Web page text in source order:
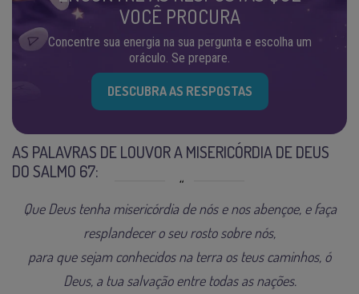
VOCÊ PROCURA
Concentre sua energia na sua pergunta e escolha um
oráculo. Se prepare.
DESCUBRA AS RESPOSTAS
AS PALAVRAS DE LOUVOR A MISERICÓRDIA DE DEUS
DO SALMO 67:
Que Deus tenha misericórdia de nós e nos abençoe, e faça
resplandecer o seu rosto sobre nós,
para que sejam conhecidos na terra os teus caminhos, ó
Deus, a tua salvação entre todas as nações.